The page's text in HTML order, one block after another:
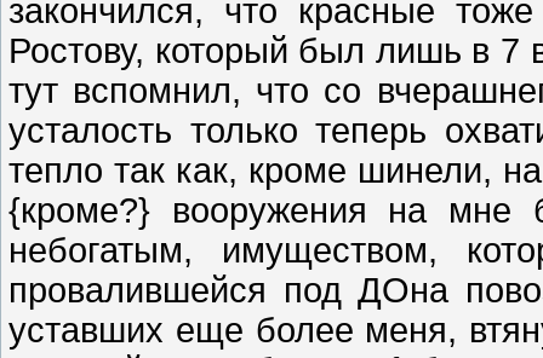
закончился, что красные
Ростову, который был лишь в 7
тут вспомнил, что со
усталость только теперь
тепло так как, кроме шинели,
{кроме?} вооружения на
небогатым, имуществом,
провалившейся под ДОна
уставших еще более меня,